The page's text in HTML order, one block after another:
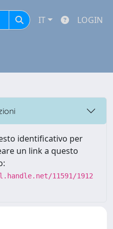
IT LOGIN
identificativo per
un link a questo
11591/1912